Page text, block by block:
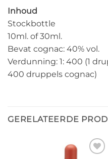
Inhoud
Stockbottle
10ml. of 30ml.
Bevat cognac: 40% vol.
Verdunning: 1: 400 (1
400 druppels cognac)
GERELATEERDE